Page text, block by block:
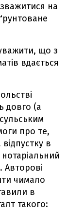
на
що з
вдається
довго (а
про те,
в
нотаріальний
Авторові
чимало
в
такого: